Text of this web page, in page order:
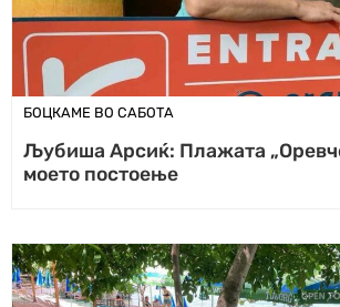
БОЦКАМЕ ВО САБОТА
Љубиша Арсиќ: Плажата
моето постоење